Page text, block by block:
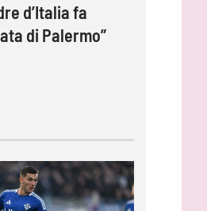
d’Italia fa
di Palermo”